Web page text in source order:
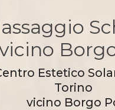
Estetico
Torino
vicino Borgo